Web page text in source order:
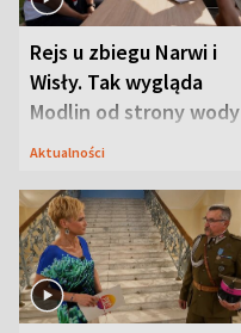
Rejs u zbiegu Narwi i
Wisły. Tak wygląda
Modlin od strony wody
Aktualności